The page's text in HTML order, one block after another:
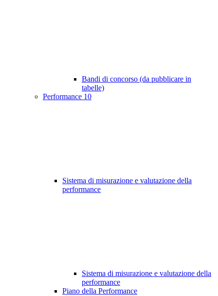
Bandi di concorso (da pubblicare in
tabelle)
Performance 10
Sistema di misurazione e valutazione della
performance
Sistema di misurazione e valutazione della
performance
Piano della Performance